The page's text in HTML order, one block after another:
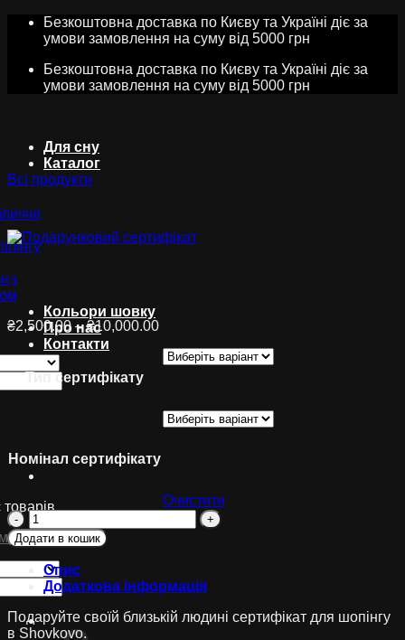
Skip
Безкоштовна доставка по Києву та Україні діє за
умови замовлення на суму від 5000 грн
Безкоштовна доставка по Києву та Україні діє за
умови замовлення на суму від 5000 грн
Для сну
Каталог
Кольори шовку
Про нас
Контакти
Кошик
Всі продукти
Подарунковий сертифікат
₴2,500.00 – ₴10,000.00Діапазон
від
Тип сертифікату
Номінал сертифікату
Очистити
Подарунковий
сертифікат
кількість
Додати в кошик
Опис
Додаткова інформація
Подаруйте своїй близькій людині сертифікат для шопінгу
в Shovkovo.